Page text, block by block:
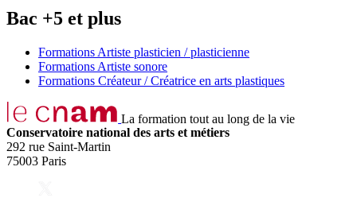
Bac +5 et plus
Formations Artiste plasticien / plasticienne
Formations Artiste sonore
Formations Créateur / Créatrice en arts plastiques
La formation tout au long de la vie
Conservatoire national des arts et métiers
292 rue Saint-Martin
75003 Paris